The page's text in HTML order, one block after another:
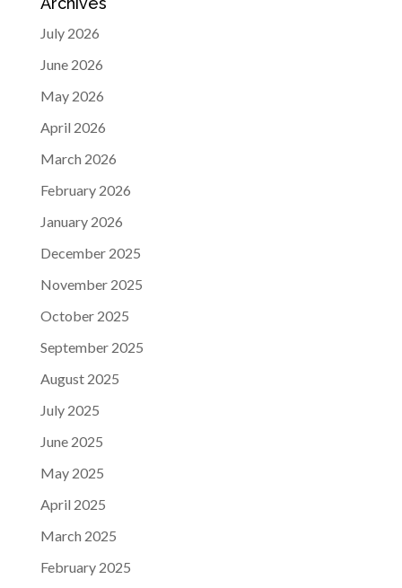
July 2026
June 2026
May 2026
April 2026
March 2026
February 2026
January 2026
December 2025
November 2025
October 2025
September 2025
August 2025
July 2025
June 2025
May 2025
April 2025
March 2025
February 2025